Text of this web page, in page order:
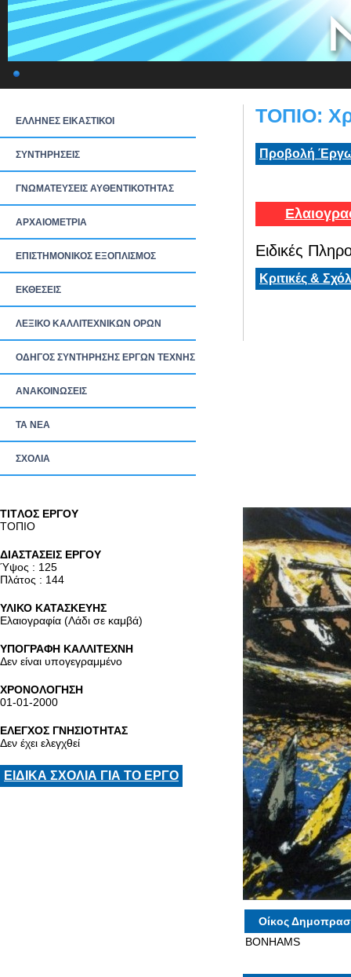
ΕΛΛΗΝΕΣ ΕΙΚΑΣΤΙΚΟΙ
ΣΥΝΤΗΡΗΣΕΙΣ
ΓΝΩΜΑΤΕΥΣΕΙΣ ΑΥΘΕΝΤΙΚΟΤΗΤΑΣ
ΑΡΧΑΙΟΜΕΤΡΙΑ
ΕΠΙΣΤΗΜΟΝΙΚΟΣ ΕΞΟΠΛΙΣΜΟΣ
ΕΚΘΕΣΕΙΣ
ΛΕΞΙΚΟ ΚΑΛΛΙΤΕΧΝΙΚΩΝ ΟΡΩΝ
ΟΔΗΓΟΣ ΣΥΝΤΗΡΗΣΗΣ ΕΡΓΩΝ ΤΕΧΝΗΣ
ΑΝΑΚΟΙΝΩΣΕΙΣ
ΤΑ ΝEΑ
ΣΧΟΛΙΑ
ΤΟΠΙΟ:
Προβολή
Ειδικές
Κριτικές &
TITΛΟΣ ΕΡΓΟΥ
ΤΟΠΙΟ
ΔΙΑΣΤΑΣΕΙΣ ΕΡΓΟΥ
Ύψος : 125
Πλάτος : 144
ΥΛΙΚΟ ΚΑΤΑΣΚΕΥΗΣ
Ελαιογραφία (Λάδι σε καμβά)
ΥΠΟΓΡΑΦΗ ΚΑΛΛΙΤΕΧΝΗ
Δεν είναι υπογεγραμμένο
ΧΡΟΝΟΛΟΓΗΣΗ
01-01-2000
ΕΛΕΓΧΟΣ ΓΝΗΣΙΟΤΗΤΑΣ
Δεν έχει ελεγχθεί
ΕΙΔΙΚΑ ΣΧΟΛΙΑ ΓΙΑ ΤΟ ΕΡΓΟ
Οίκος
BONHAMS